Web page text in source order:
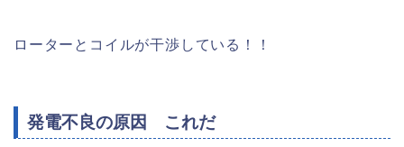
ローターとコイルが干渉している！！
発電不良の原因 これだ